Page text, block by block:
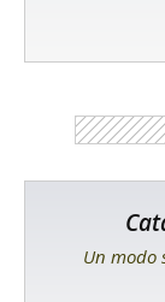
Un modo